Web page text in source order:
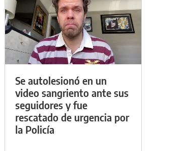
Se autolesionó en un
video sangriento ante sus
seguidores y fue
rescatado de urgencia por
la Policía